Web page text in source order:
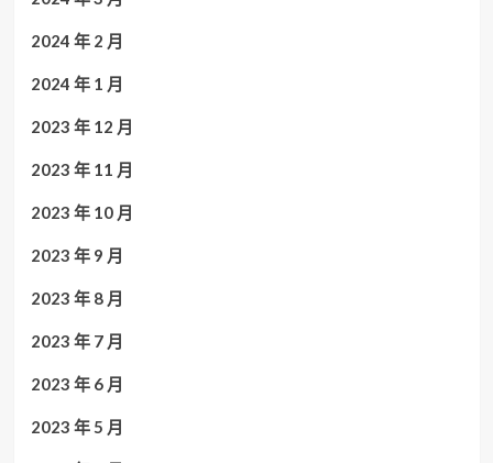
2024 年 2 月
2024 年 1 月
2023 年 12 月
2023 年 11 月
2023 年 10 月
2023 年 9 月
2023 年 8 月
2023 年 7 月
2023 年 6 月
2023 年 5 月